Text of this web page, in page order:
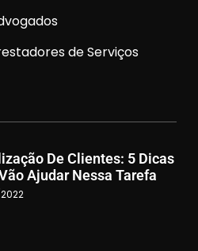
de Serviços
De Clientes: 5 Dicas
Ajudar Nessa Tarefa